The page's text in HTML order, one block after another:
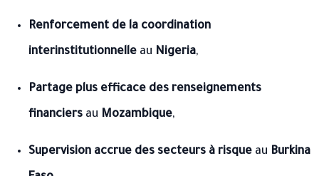
Renforcement de la coordination
interinstitutionnelle au Nigeria,
Partage plus efficace des renseignements
financiers au Mozambique,
Supervision accrue des secteurs à risque au Burkina